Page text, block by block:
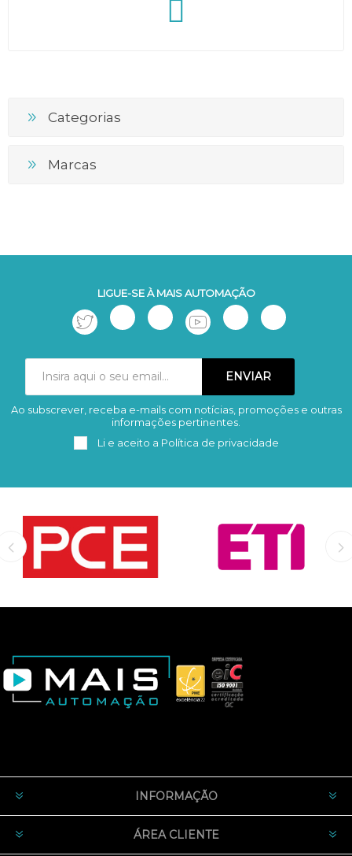
Categorias
Marcas
LIGUE-SE À MAIS AUTOMAÇÃO
Subscrever Remover
Ao subscrever, receba e-mails com notícias, promoções e outras
informações pertinentes.
Li e aceito a Política de privacidade
INFORMAÇÃO
ÁREA CLIENTE